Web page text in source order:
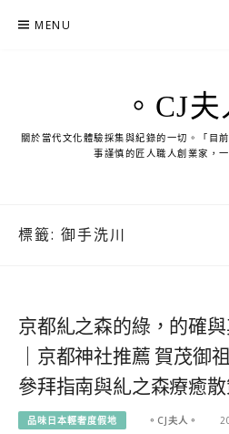
MENU
。CJ夫
關於當代文化體驗採集與紀錄的一切。「目
事謹慎的匠人職人創業家，
標籤: 御手洗川
京都糺之森的綠，的確
｜京都神社推薦 賀茂御
參拜指南與糺之森療癒
品味日本輕奢度假地 。CJ夫人。